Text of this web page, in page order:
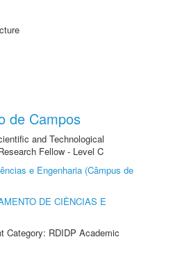
de Campos
and Technological
Fellow - Level C
e Engenharia (Câmpus de
DE CIÊNCIAS E
Category: RDIDP Academic